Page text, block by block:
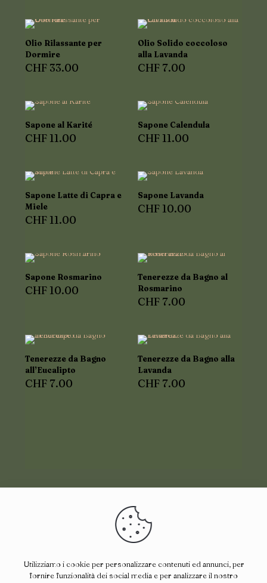
Olio Rilassante per
Dormire
CHF33.00
Olio Solido coccoloso
alla Lavanda
CHF 7.00
Sapone al Karité
CHF11.00
Sapone Calendula
CHF 11.00
Sapone Latte di Capra e
Miele
CHF11.00
Sapone Lavanda
CHF 10.00
Sapone Rosmarino
CHF10.00
Tenerezze da Bagno al
Rosmarino
CHF 7.00
Tenerezze da Bagno
all’Eucalipto
CHF7.00
Tenerezze da Bagno alla
Lavanda
CHF 7.00
Utilizziamo i cookie per personalizzare contenuti ed annunci, per
fornire funzionalità dei social media e per analizzare il nostro